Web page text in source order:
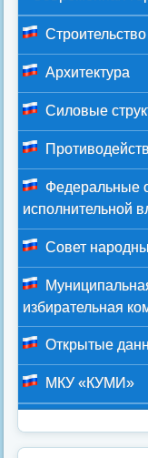
Строительство
Архитектура
Силовые
Федеральные
исполнительной
Совет
избирательная
Открытые
МКУ «КУМИ»